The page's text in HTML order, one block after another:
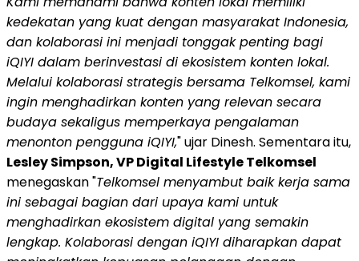
kedekatan yang kuat dengan masyarakat Indonesia,
dan kolaborasi ini menjadi tonggak penting bagi
iQIYI dalam berinvestasi di ekosistem konten lokal.
Melalui kolaborasi strategis bersama Telkomsel, kami
ingin menghadirkan konten yang relevan secara
budaya sekaligus memperkaya pengalaman
menonton pengguna iQIYI," ujar Dinesh. Sementara itu,
Lesley Simpson, VP Digital Lifestyle Telkomsel
menegaskan "Telkomsel menyambut baik kerja sama
ini sebagai bagian dari upaya kami untuk
menghadirkan ekosistem digital yang semakin
lengkap. Kolaborasi dengan iQIYI diharapkan dapat